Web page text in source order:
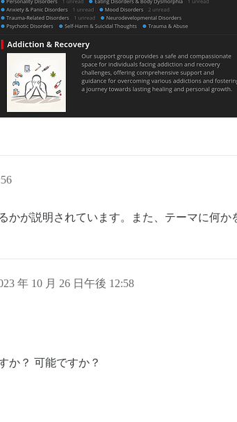
かが説明されています。また、テーマに何か
年 10 月 26 日午後 12:58
か？ 可能ですか？